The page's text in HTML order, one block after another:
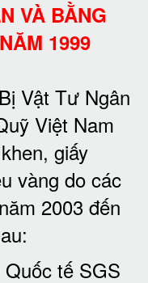
VÀ BẰNG
1999
Vật Tư Ngân
Việt Nam
giấy
vàng do các
2003 đến
tế SGS